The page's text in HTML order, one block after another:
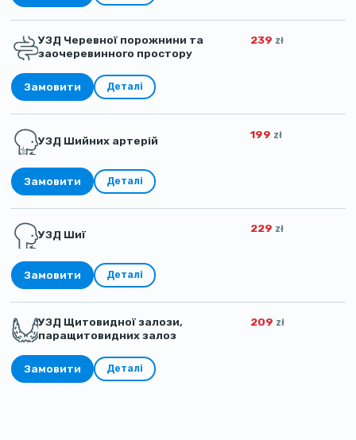
УЗД Черевної порожнини та
заочеревинного простору
239 zł
Замовити Деталі
УЗД Шийних артерій 199 zł
Замовити Деталі
УЗД Шиї 229 zł
Замовити Деталі
УЗД Щитовидної залози,
паращитовидних залоз
209 zł
Замовити Деталі